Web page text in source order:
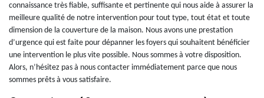
connaissance très fiable, suffisante et pertinente qui nous aide à assurer la
meilleure qualité de notre intervention pour tout type, tout état et toute
dimension de la couverture de la maison. Nous avons une prestation
d’urgence qui est faite pour dépanner les foyers qui souhaitent bénéficier
une intervention le plus vite possible. Nous sommes à votre disposition.
Alors, n’hésitez pas à nous contacter immédiatement parce que nous
sommes prêts à vous satisfaire.